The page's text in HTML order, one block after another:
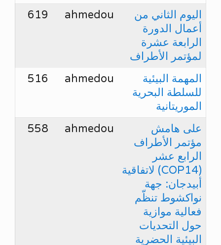
اليوم الثاني من
أعمال الدورة
الرابعة عشرة
لمؤتمر الأطراف
ahmedou
619
المهمة البيئية
للسلطة البحرية
الموريتانية
ahmedou
516
على هامش
مؤتمر الأطراف
الرابع عشر
(COP14) لاتفاقية
أبيدجان: جهة
نواكشوط تنظّم
فعالية موازية
حول التحديات
البيئية الحضرية
ahmedou
558